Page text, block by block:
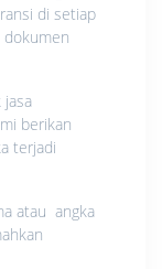
di setiap
dokumen
jasa
berikan
terjadi
atau angka